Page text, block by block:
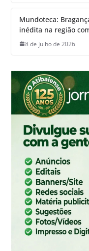
Mundoteca:
inédita na região
8 de julho de 2026